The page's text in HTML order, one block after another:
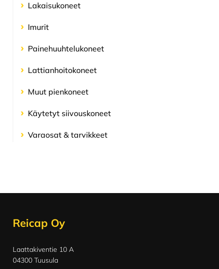
Lakaisukoneet
Imurit
Painehuuhtelu­koneet
Lattianhoito­koneet
Muut pienkoneet
Käytetyt siivouskoneet
Varaosat & tarvikkeet
Reicap Oy
Laattakiventie 10 A
04300 Tuusula